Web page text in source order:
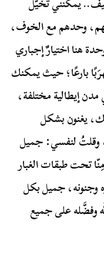
وحدهم مع الخوف،
هنا اختيارٌ إجباري
بارعًا؛ حيث يمكنك
إيطالية مختلفة،
يغنون بشكل
وقلتُ لنفسي: جميل
تحت طبقات الغبار
وجنونه، جميل بكل
وفضَّله على جميع